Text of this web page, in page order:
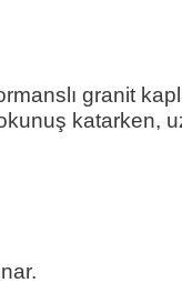
granit
katarken,